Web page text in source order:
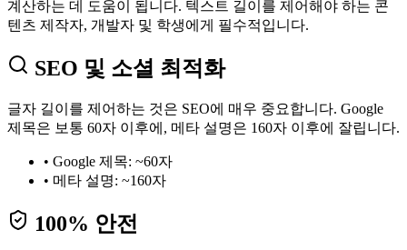
계산하는 데 도움이 됩니다. 텍스트 길이를 제어해야 하는 콘
텐츠 제작자, 개발자 및 학생에게 필수적입니다.
SEO 및 소셜 최적화
글자 길이를 제어하는 것은 SEO에 매우 중요합니다. Google
제목은 보통 60자 이후에, 메타 설명은 160자 이후에 잘립니다.
• Google 제목: ~60자
• 메타 설명: ~160자
100% 안전